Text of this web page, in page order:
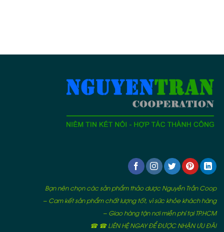
Bạn nên chọn các sản phẩm thảo dược Nguyễn Trần Coop
– Cam kết sản phẩm chất lượng tốt, vì sức khỏe khách hàng
– Giao hàng tận nơi miễn phí tại TP.HCM
☎ ☎ LIÊN HỆ NGAY ĐỂ ĐƯỢC NHẬN ƯU ĐÃI